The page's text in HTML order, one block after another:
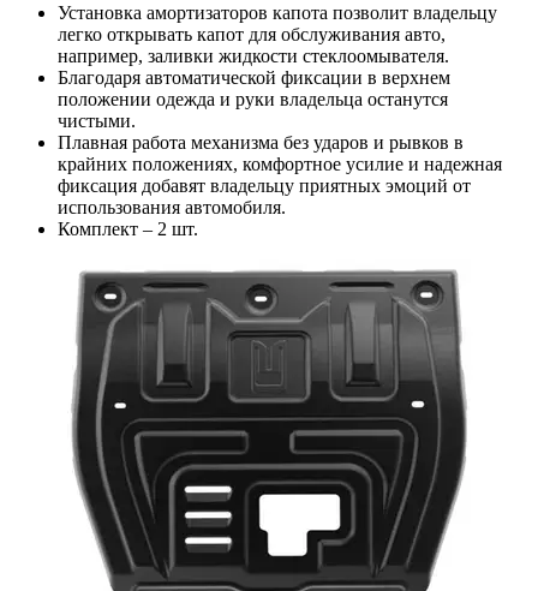
Установка амортизаторов капота позволит владельцу
легко открывать капот для обслуживания авто,
например, заливки жидкости стеклоомывателя.
Благодаря автоматической фиксации в верхнем
положении одежда и руки владельца останутся
чистыми.
Плавная работа механизма без ударов и рывков в
крайних положениях, комфортное усилие и надежная
фиксация добавят владельцу приятных эмоций от
использования автомобиля.
Комплект – 2 шт.